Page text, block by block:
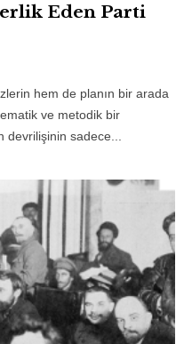
Eden Parti
hem de planın bir arada
ve metodik bir
devrilişinin sadece...